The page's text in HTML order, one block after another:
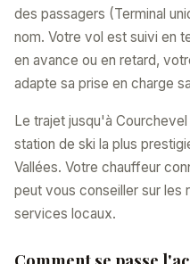
des passagers (Terminal
nom. Votre vol est suivi en
en avance ou en retard,
adapte sa prise en charge
Le trajet jusqu'à
station de ski la plus
Vallées. Votre chauffeur
peut vous conseiller sur les
services locaux.